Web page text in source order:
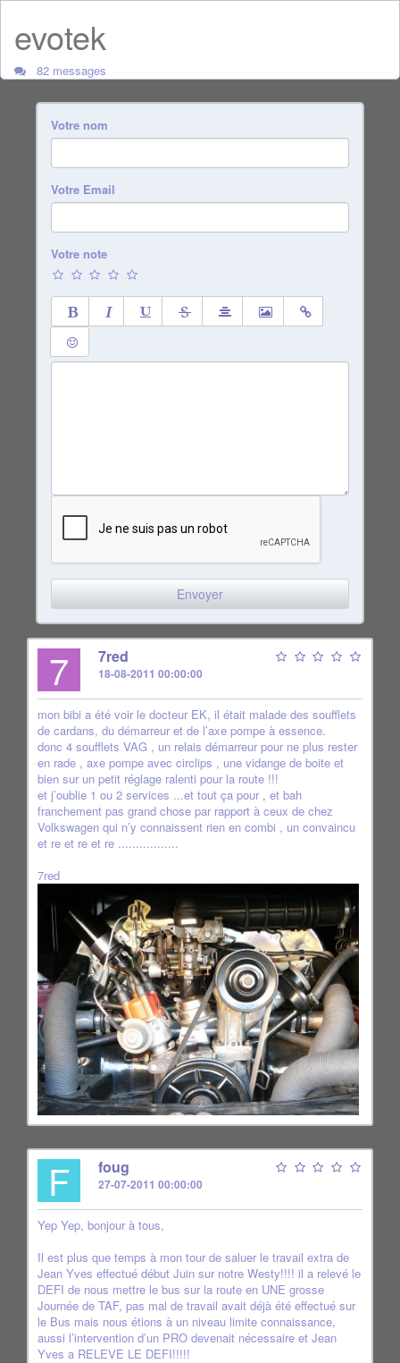
evotek
82 messages
Votre nom
Votre Email
Votre note
7 7red
18-08-2011 00:00:00
mon bibi a été voir le docteur EK, il était malade des soufflets
de cardans, du démarreur et de l’axe pompe à essence.
donc 4 soufflets VAG , un relais démarreur pour ne plus rester
en rade , axe pompe avec circlips , une vidange de boite et
bien sur un petit réglage ralenti pour la route !!!
et j’oublie 1 ou 2 services ...et tout ça pour , et bah
franchement pas grand chose par rapport à ceux de chez
Volkswagen qui n’y connaissent rien en combi , un convaincu
et re et re et re .................
7red
F foug
27-07-2011 00:00:00
Yep Yep, bonjour à tous,
Il est plus que temps à mon tour de saluer le travail extra de
Jean Yves effectué début Juin sur notre Westy!!!! il a relevé le
DEFI de nous mettre le bus sur la route en UNE grosse
Journée de TAF, pas mal de travail avait déjà été effectué sur
le Bus mais nous étions à un niveau limite connaissance,
aussi l’intervention d’un PRO devenait nécessaire et Jean
Yves a RELEVE LE DEFI!!!!!